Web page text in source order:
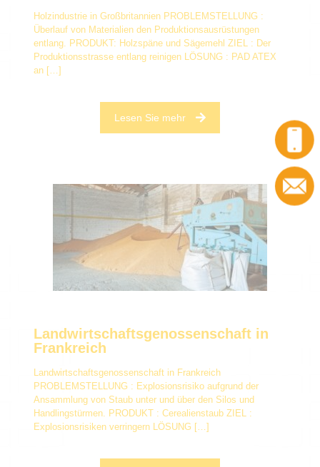
Holzindustrie in Großbritannien PROBLEMSTELLUNG :
Überlauf von Materialien den Produktionsausrüstungen
entlang. PRODUKT: Holzspäne und Sägemehl ZIEL : Der
Produktionsstrasse entlang reinigen LÖSUNG : PAD ATEX
an[…]
Lesen Sie mehr
Landwirtschaftsgenossenschaft in
Frankreich
Landwirtschaftsgenossenschaft in Frankreich
PROBLEMSTELLUNG : Explosionsrisiko aufgrund der
Ansammlung von Staub unter und über den Silos und
Handlingstürmen. PRODUKT : Cerealienstaub ZIEL :
Explosionsrisiken verringern LÖSUNG […]